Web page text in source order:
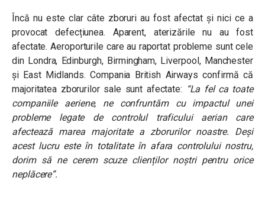
Încă nu este clar câte zboruri au fost afectat și nici ce a
provocat defecțiunea. Aparent, aterizările nu au fost
afectate. Aeroporturile care au raportat probleme sunt cele
din Londra, Edinburgh, Birmingham, Liverpool, Manchester
și East Midlands. Compania British Airways confirmă că
majoritatea zborurilor sale sunt afectate: “La fel ca toate
companiile aeriene, ne confruntăm cu impactul unei
probleme legate de controlul traficului aerian care
afectează marea majoritate a zborurilor noastre. Deși
acest lucru este în totalitate în afara controlului nostru,
dorim să ne cerem scuze clienților noștri pentru orice
neplăcere”.